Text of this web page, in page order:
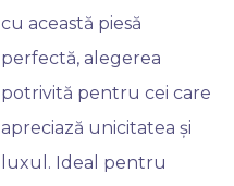
cu această piesă
perfectă, alegerea
potrivită pentru cei care
apreciază unicitatea și
luxul. Ideal pentru